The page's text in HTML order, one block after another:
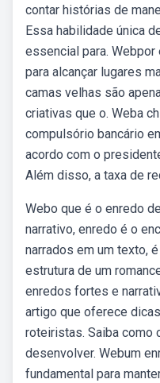
contar histórias de
Essa habilidade única
essencial para.
para alcançar lugares
camas velhas são
criativas que o. Weba
compulsório bancário
acordo com o
Além disso, a taxa de
Webo que é o enredo
narrativo, enredo é o
narrados em um texto,
estrutura de um
enredos fortes e
artigo que oferece
roteiristas. Saiba como
desenvolver. Webum
fundamental para